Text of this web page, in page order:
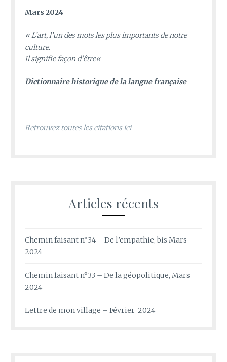
Mars 2024
«L’art, l’un des mots les plus importants de notre
culture.
Il signifie façon d’être«
Dictionnaire historique de la langue française
Retrouvez toutes les citations ici
Articles récents
Chemin faisant n°34 – De l’empathie, bis Mars
2024
Chemin faisant n°33 – De la géopolitique, Mars
2024
Lettre de mon village – Février 2024